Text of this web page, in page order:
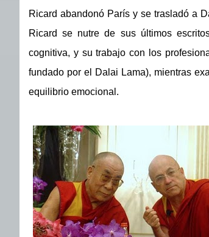
Ricard abandonó París y se trasladó a
Ricard se nutre de sus últimos
cognitiva, y su trabajo con los
fundado por el Dalai Lama), mientras
equilibrio emocional.